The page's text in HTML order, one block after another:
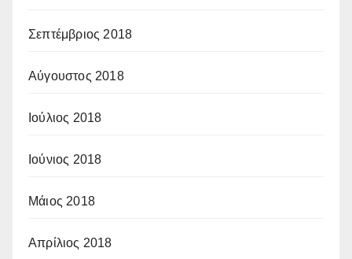
Σεπτέμβριος 2018
Αύγουστος 2018
Ιούλιος 2018
Ιούνιος 2018
Μάιος 2018
Απρίλιος 2018